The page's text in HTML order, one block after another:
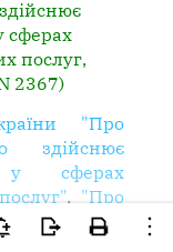
сферах
послуг,
2367)
"Про
здійснює
у сферах
, "Про